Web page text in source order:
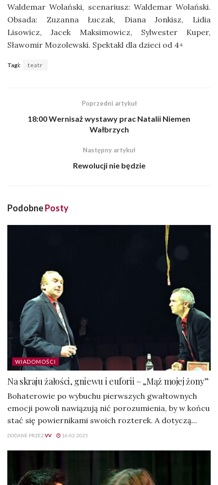
Waldemar Wolański, scenariusz: Waldemar Wolański.
Obsada: Zuzanna Łuczak, Diana Jonkisz, Lidia
Lisowicz, Jacek Maksimowicz, Sylwester Kuper,
Sławomir Mozolewski. Spektakl dla dzieci od 4+
Tagi: teatr
Poprzedni artykuł
18:00 Wernisaż wystawy prac Natalii Niemen
Wałbrzych
Następny artykuł
Rewolucji nie będzie
PodobnePosty
WIADOMOŚCI
Na skraju żałości, gniewu i euforii – „Mąż mojej żony”
Bohaterowie po wybuchu pierwszych gwałtownych
emocji powoli nawiązują nić porozumienia, by w końcu
stać się powiernikami swoich rozterek. A dotyczą...
DODANE PRZEZVV 16-02-2025